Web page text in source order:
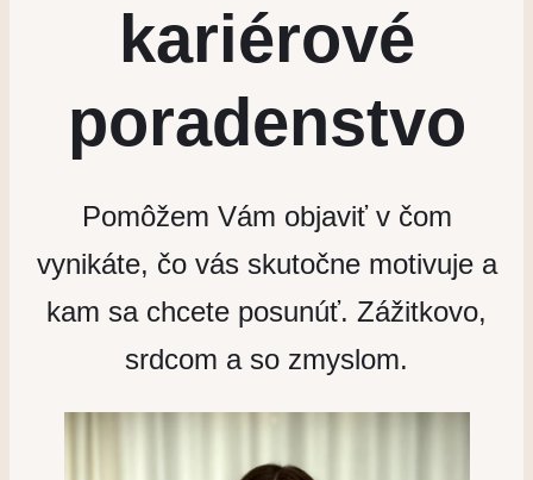
kariérové
poradenstvo
Pomôžem Vám objaviť v čom
vynikáte, čo vás skutočne motivuje a
kam sa chcete posunúť. Zážitkovo,
srdcom a so zmyslom.